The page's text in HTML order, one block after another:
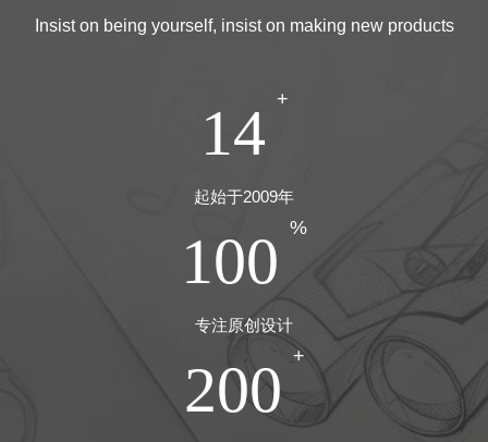
Insist on being yourself, insist on making new products
14 +
起始于2009年
100 %
专注原创设计
200 +